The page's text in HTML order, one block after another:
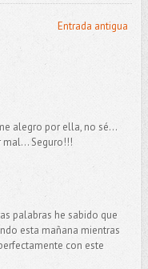
Entrada antigua
alegro por ella, no sé...
mal... Seguro!!!
palabras he sabido que
esta mañana mientras
con este